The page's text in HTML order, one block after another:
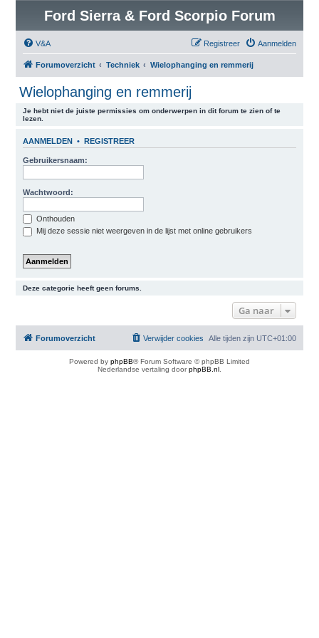
Ford Sierra & Ford Scorpio Forum
V&A Aanmelden
Registreer
Forumoverzicht Techniek Wielophanging en remmerij
Wielophanging en remmerij
Je hebt niet de juiste permissies om onderwerpen in dit forum te zien of te
lezen.
AANMELDEN • REGISTREER
Gebruikersnaam:
Wachtwoord:
Onthouden
Mij deze sessie niet weergeven in de lijst met online gebruikers
Deze categorie heeft geen forums.
Ga naar
Forumoverzicht Alle tijden zijn UTC+01:00
Verwijder cookies
Powered by phpBB® Forum Software © phpBB Limited
Nederlandse vertaling doorphpBB.nl